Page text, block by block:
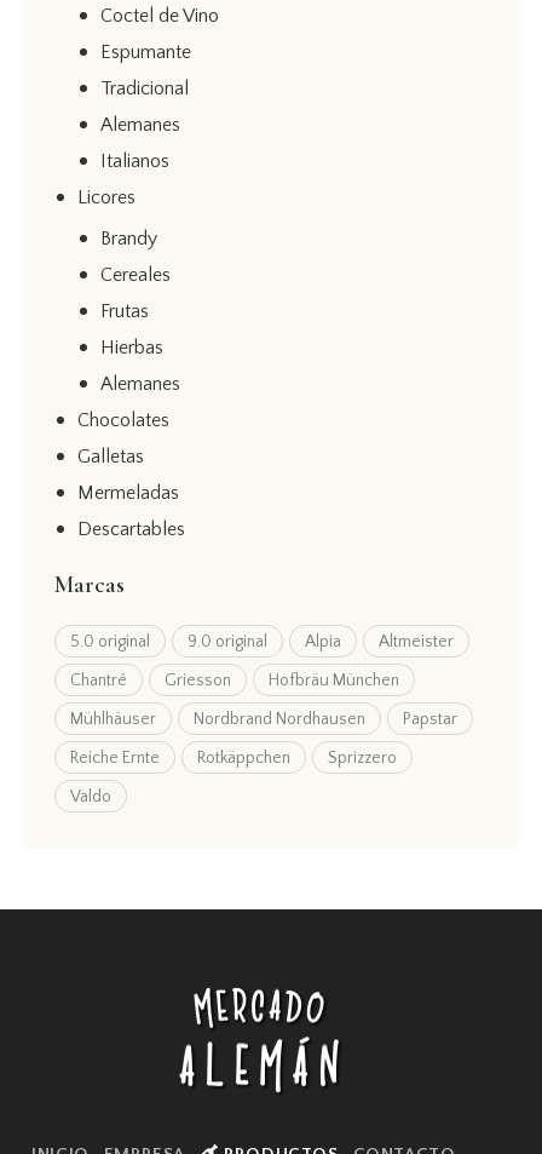
Coctel de Vino
Espumante
Tradicional
Alemanes
Italianos
Licores
Brandy
Cereales
Frutas
Hierbas
Alemanes
Chocolates
Galletas
Mermeladas
Descartables
Marcas
5.0 original 9.0 original Alpia
Altmeister
Chantré
Griesson
Hofbräu München
Mühlhäuser
Nordbrand Nordhausen
Papstar
Reiche Ernte
Rotkäppchen
Sprizzero
Valdo